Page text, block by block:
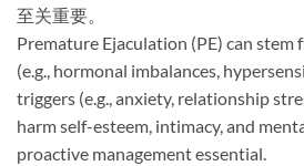
至关重要。
Premature Ejaculation (PE) can stem
(e.g., hormonal imbalances,
triggers (e.g., anxiety, relationship
harm self-esteem, intimacy, and
proactive management essential.